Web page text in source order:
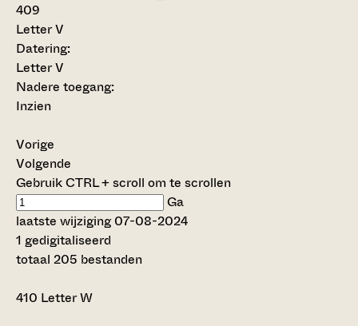
409
Letter V
Datering:
Letter V
Nadere toegang:
Inzien
Vorige
Volgende
Gebruik CTRL + scroll om te scrollen
Ga
laatste wijziging 07-08-2024
1 gedigitaliseerd
totaal 205 bestanden
410 Letter W